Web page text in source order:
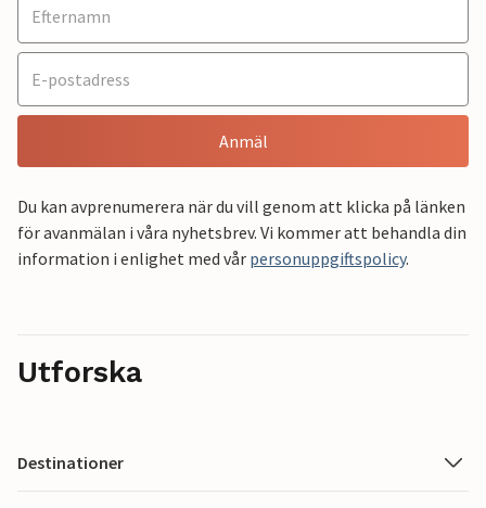
Anmäl
Du kan avprenumerera när du vill genom att klicka på länken
för avanmälan i våra nyhetsbrev. Vi kommer att behandla din
information i enlighet med vår personuppgiftspolicy.
Utforska
Destinationer